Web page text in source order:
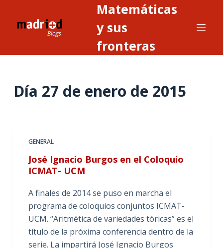
Matemáticas
y sus
fronteras
Día 27 de enero de 2015
GENERAL
José Ignacio Burgos en el Coloquio
ICMAT- UCM
A finales de 2014 se puso en marcha el
programa de coloquios conjuntos ICMAT-
UCM. “Aritmética de variedades tóricas” es el
título de la próxima conferencia dentro de la
serie. La impartirá José Ignacio Burgos